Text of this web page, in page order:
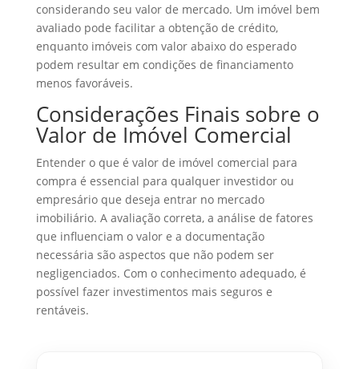
considerando seu valor de mercado. Um imóvel bem
avaliado pode facilitar a obtenção de crédito,
enquanto imóveis com valor abaixo do esperado
podem resultar em condições de financiamento
menos favoráveis.
Considerações Finais sobre o
Valor de Imóvel Comercial
Entender o que é valor de imóvel comercial para
compra é essencial para qualquer investidor ou
empresário que deseja entrar no mercado
imobiliário. A avaliação correta, a análise de fatores
que influenciam o valor e a documentação
necessária são aspectos que não podem ser
negligenciados. Com o conhecimento adequado, é
possível fazer investimentos mais seguros e
rentáveis.